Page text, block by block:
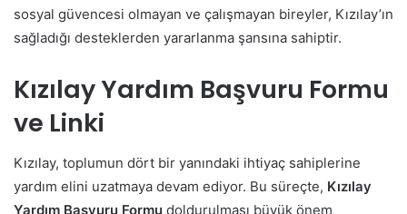
sosyal güvencesi olmayan ve çalışmayan bireyler, Kızılay’ın
sağladığı desteklerden yararlanma şansına sahiptir.
Kızılay Yardım Başvuru Formu
ve Linki
Kızılay, toplumun dört bir yanındaki ihtiyaç sahiplerine
yardım elini uzatmaya devam ediyor. Bu süreçte, Kızılay
Yardım Başvuru Formu doldurulması büyük önem